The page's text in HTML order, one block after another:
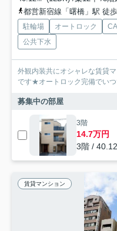
都営新宿線「曙橋」駅 徒
駐輪場 オートロック
公共下水
外観内装共にオシャレな賃貸
です★オートロック完備でい
募集中の部屋
3階
14.7万円
3階 /
賃貸マンション